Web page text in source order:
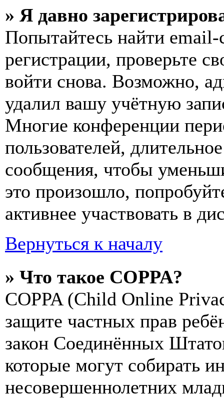
» Я давно
Попытайтесь найти
регистрации, проверьте
войти снова. Возможно,
удалил вашу учётную
Многие конференции
пользователей,
сообщения, чтобы
это произошло,
активнее участвовать в
Вернуться к началу
» Что такое COPPA?
COPPA (Child Online
защите частных прав
закон Соединённых
которые могут собирать
несовершеннолетних